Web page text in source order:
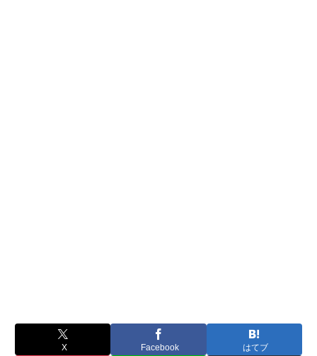
X Facebook はてブ